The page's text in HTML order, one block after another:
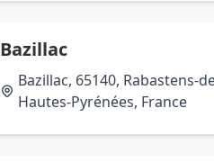
Bazillac
Bazillac, 65140, Rabastens-
Hautes-Pyrénées, France